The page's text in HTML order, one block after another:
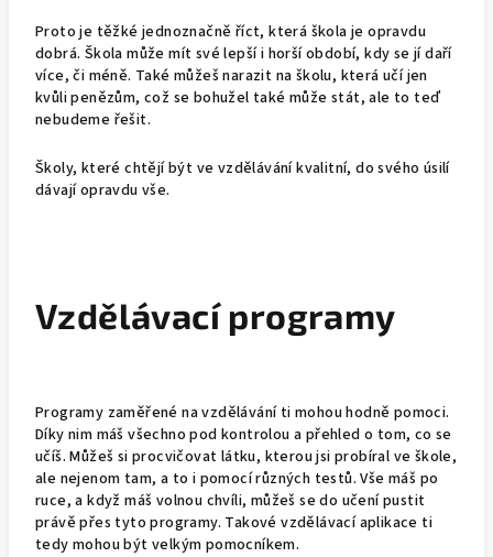
Proto je těžké jednoznačně říct, která škola je opravdu
dobrá. Škola může mít své lepší i horší období, kdy se jí daří
více, či méně. Také můžeš narazit na školu, která učí jen
kvůli penězům, což se bohužel také může stát, ale to teď
nebudeme řešit.
Školy, které chtějí být ve vzdělávání kvalitní, do svého úsilí
dávají opravdu vše.
Vzdělávací programy
Programy zaměřené na vzdělávání ti mohou hodně pomoci.
Díky nim máš všechno pod kontrolou a přehled o tom, co se
učíš. Můžeš si procvičovat látku, kterou jsi probíral ve škole,
ale nejenom tam, a to i pomocí různých testů. Vše máš po
ruce, a když máš volnou chvíli, můžeš se do učení pustit
právě přes tyto programy. Takové vzdělávací aplikace ti
tedy mohou být velkým pomocníkem.